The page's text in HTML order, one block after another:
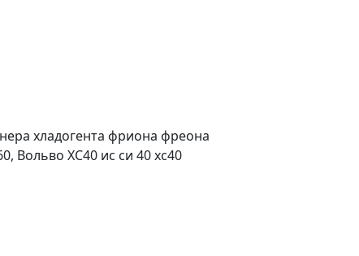
хладогента фриона фреона
Вольво ХС40 ис си 40 хс40